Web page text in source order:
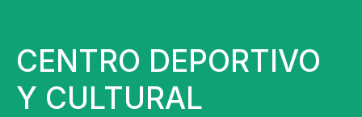
CENTRO DEPORTIVO
Y CULTURAL